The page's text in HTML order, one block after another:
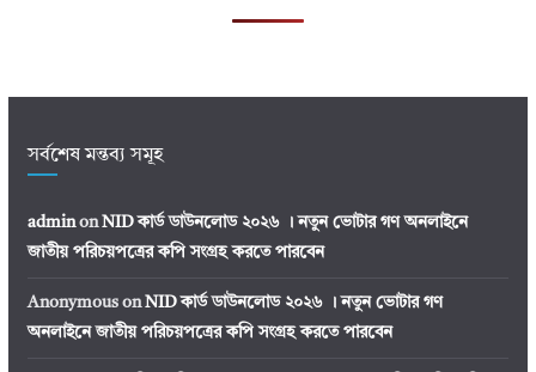
সর্বশেষ মন্তব্য সমূহ
adminonNID কার্ড ডাউনলোড ২০২৬ । নতুন ভোটার গণ অনলাইনে
জাতীয় পরিচয়পত্রের কপি সংগ্রহ করতে পারবেন
AnonymousonNID কার্ড ডাউনলোড ২০২৬ । নতুন ভোটার গণ
অনলাইনে জাতীয় পরিচয়পত্রের কপি সংগ্রহ করতে পারবেন